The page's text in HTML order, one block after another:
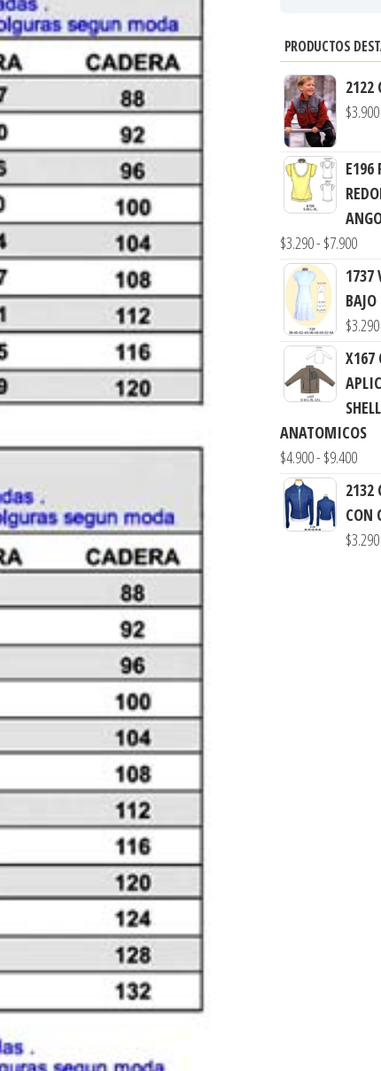
PRODUCTOS
2122
$3.900
E196
$3.290- $7.900Rango
de
1737
$3.290
X167
ANATOMICOS
$4.900- $9.400Rango
de
2132
CON
$3.290